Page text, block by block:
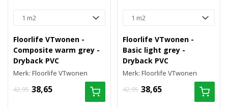
Floorlife VTwonen -
Composite warm grey -
Dryback PVC
Merk: Floorlife VTwonen
42,95 38,65
Floorlife VTwonen -
Basic light grey -
Dryback PVC
Merk: Floorlife VTwonen
42,95 38,65